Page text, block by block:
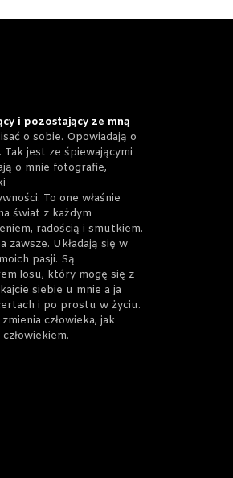
i pozostający ze mną
o sobie. Opowiadają o
Tak jest ze śpiewającymi
o mnie fotografie,
To one właśnie
świat z każdym
radością i smutkiem.
zawsze. Układają się w
pasji. Są
losu, który mogę się z
siebie u mnie a ja
i po prostu w życiu.
człowieka, jak